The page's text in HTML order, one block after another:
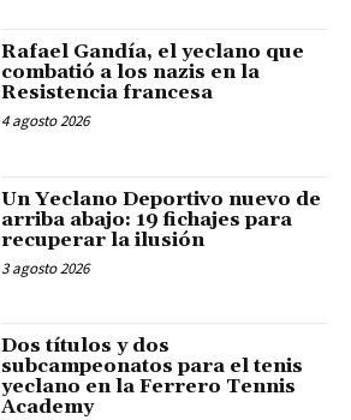
Rafael Gandía, el yeclano que
combatió a los nazis en la
Resistencia francesa
4 agosto 2026
Un Yeclano Deportivo nuevo de
arriba abajo: 19 fichajes para
recuperar la ilusión
3 agosto 2026
Dos títulos y dos
subcampeonatos para el tenis
yeclano en la Ferrero Tennis
Academy